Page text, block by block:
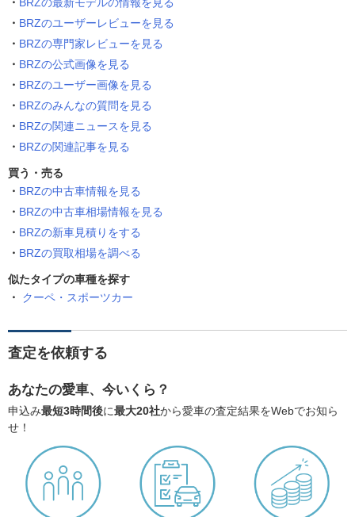
BRZのユーザーレビューを見る
BRZの専門家レビューを見る
BRZの公式画像を見る
BRZのユーザー画像を見る
BRZのみんなの質問を見る
BRZの関連ニュースを見る
BRZの関連記事を見る
買う・売る
BRZの中古車情報を見る
BRZの中古車相場情報を見る
BRZの新車見積りをする
BRZの買取相場を調べる
似たタイプの車種を探す
クーペ・スポーツカー
査定を依頼する
あなたの愛車、今いくら？
申込み最短3時間後に最大20社から愛車の査定結果をWebでお知ら
せ！